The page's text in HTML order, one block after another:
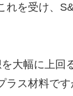
れを受け、
大幅に上回
ラス材料で